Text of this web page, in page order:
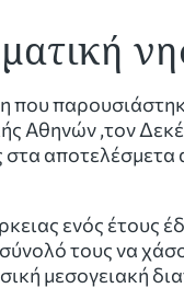
που
Αθηνών ,τον
αποτελέσμετα
ενός έτους
τους να
μεσογειακή